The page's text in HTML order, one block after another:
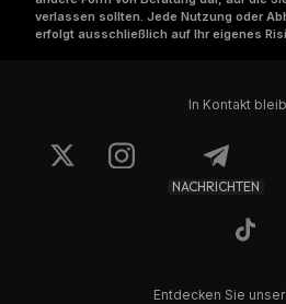
verlassen sollten. Jede Nutzung oder
erfolgt ausschließlich auf Ihr eigenes
In Kontakt
NACHRICHTEN
Entdecken Sie